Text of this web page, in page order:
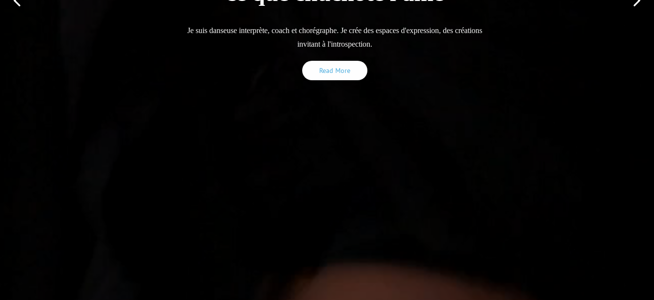
Je suis danseuse interprète, coach et chorégraphe. Je crée des espaces d'expression, des créations
invitant à l'introspection.
Read More
Je suis danseuse interprète, coach et chorégraphe. Je crée des espaces d'expression, des créations
invitant à l'introspection.
Read More